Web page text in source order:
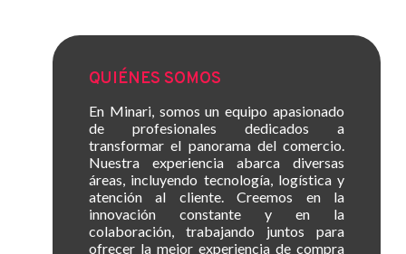
QUIÉNES SOMOS
En Minari, somos un equipo apasionado
de profesionales dedicados a
transformar el panorama del comercio.
Nuestra experiencia abarca diversas
áreas, incluyendo tecnología, logística y
atención al cliente. Creemos en la
innovación constante y en la
colaboración, trabajando juntos para
ofrecer la mejor experiencia de compra